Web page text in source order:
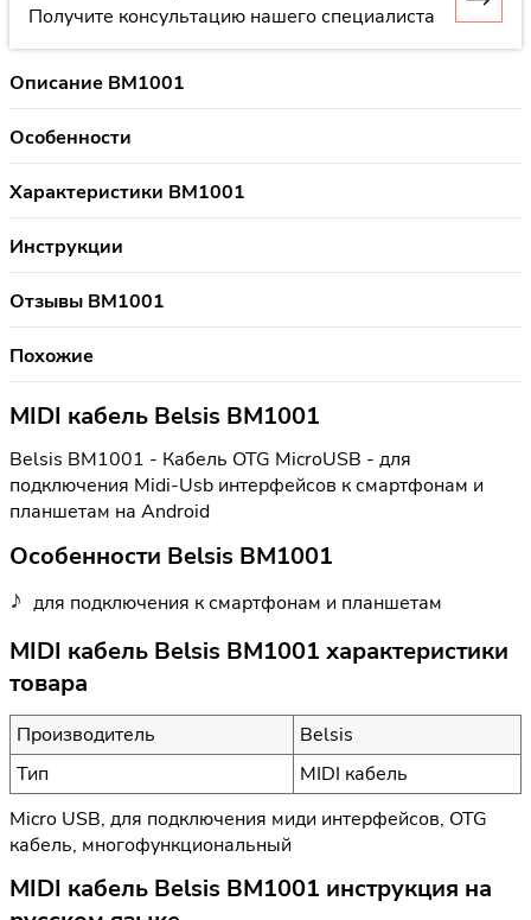
Получите консультацию нашего специалиста
Описание BM1001
Особенности
Характеристики BM1001
Инструкции
Отзывы BM1001
Похожие
MIDI кабель Belsis BM1001
Belsis BM1001 - Кабель OTG MicroUSB - для
подключения Midi-Usb интерфейсов к смартфонам и
планшетам на Android
Особенности Belsis BM1001
для подключения к смартфонам и планшетам
MIDI кабель Belsis BM1001 характеристики
товара
Производитель
Belsis
Тип
MIDI кабель
Micro USB, для подключения миди интерфейсов, OTG
кабель, многофункциональный
MIDI кабель Belsis BM1001 инструкция на